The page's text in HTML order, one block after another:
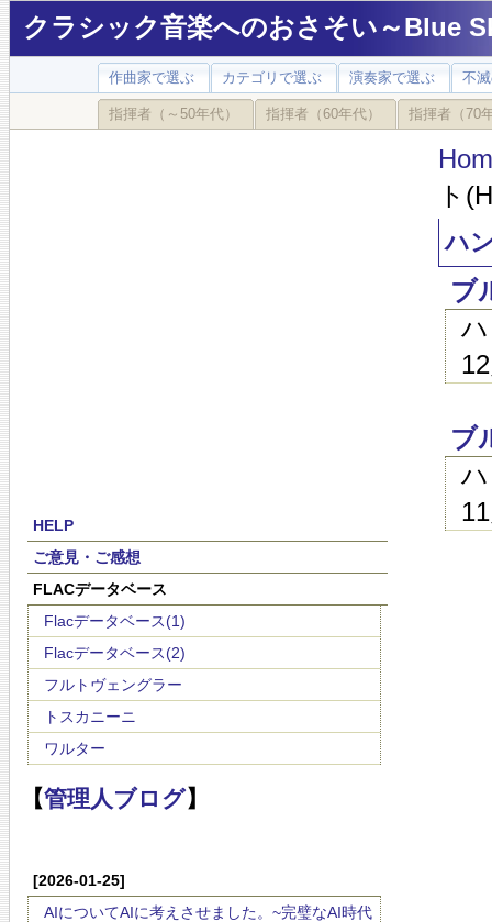
クラシック音楽へのおさそい～Blue
作曲家で選ぶ カテゴリで選ぶ 演奏家で選ぶ 不
指揮者（～50年代） 指揮者（60年代） 指揮者（70
HELP
ご意見・ご感想
FLACデータベース
Flacデータベース(1)
Flacデータベース(2)
フルトヴェングラー
トスカニーニ
ワルター
【管理人ブログ】
[2026-01-25]
AIについてAIに考えさせました。~完璧なAI時代
ト
ハ
ブ
ブ